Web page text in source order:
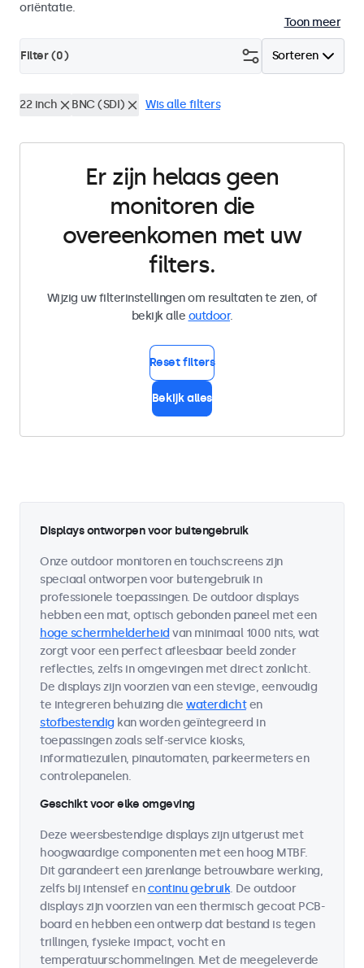
oriëntatie.
Toon meer
Sorteren
Filter (0)
22 inch BNC (SDI) Wis alle filters
Er zijn helaas geen
monitoren die
overeenkomen met uw
filters.
Wijzig uw filterinstellingen om resultaten te zien, of
bekijk alle outdoor.
Reset filters
Bekijk alles
Displays ontworpen voor buitengebruik
Onze outdoor monitoren en touchscreens zijn
speciaal ontworpen voor buitengebruik in
professionele toepassingen. De outdoor displays
hebben een mat, optisch gebonden paneel met een
hoge schermhelderheid van minimaal 1000 nits, wat
zorgt voor een perfect afleesbaar beeld zonder
reflecties, zelfs in omgevingen met direct zonlicht.
De displays zijn voorzien van een stevige, eenvoudig
te integreren behuizing die waterdichten
stofbestendig kan worden geïntegreerd in
toepassingen zoals self-service kiosks,
informatiezuilen, pinautomaten, parkeermeters en
controlepanelen.
Geschikt voor elke omgeving
Deze weersbestendige displays zijn uitgerust met
hoogwaardige componenten met een hoog MTBF.
Dit garandeert een jarenlange betrouwbare werking,
zelfs bij intensief encontinu gebruik. De outdoor
displays zijn voorzien van een thermisch gecoat PCB-
board en hebben een ontwerp dat bestand is tegen
trillingen, fysieke impact, vocht en
temperatuurschommelingen. Met de meegeleverde